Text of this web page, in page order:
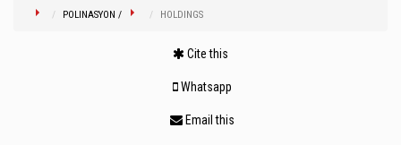
POLINASYON / HOLDINGS
Cite this
Whatsapp
Email this